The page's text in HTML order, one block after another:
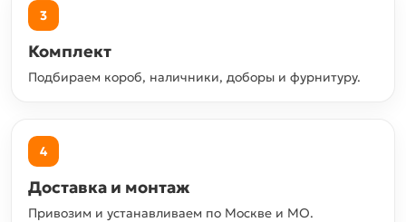
3
Комплект
Подбираем короб, наличники, доборы и фурнитуру.
4
Доставка и монтаж
Привозим и устанавливаем по Москве и МО.